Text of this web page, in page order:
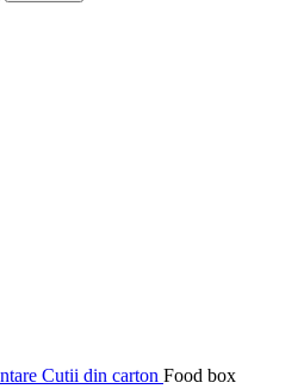
Cutii din carton Food box